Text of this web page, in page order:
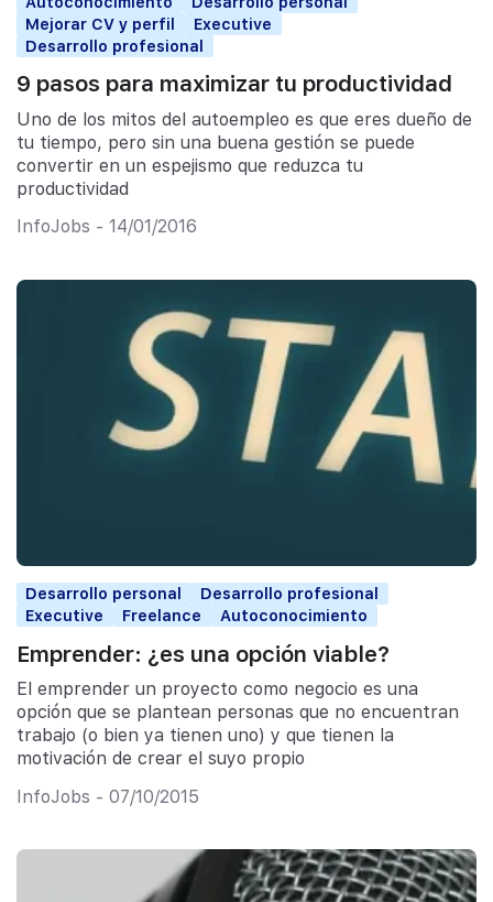
Mejorar CV y perfil
Executive
Desarrollo profesional
9 pasos para maximizar tu productividad
Uno de los mitos del autoempleo es que eres dueño de
tu tiempo, pero sin una buena gestión se puede
convertir en un espejismo que reduzca tu
productividad
InfoJobs - 14/01/2016
Desarrollo personal
Desarrollo profesional
Executive
Freelance Autoconocimiento
Emprender: ¿es una opción viable?
El emprender un proyecto como negocio es una
opción que se plantean personas que no encuentran
trabajo (o bien ya tienen uno) y que tienen la
motivación de crear el suyo propio
InfoJobs - 07/10/2015